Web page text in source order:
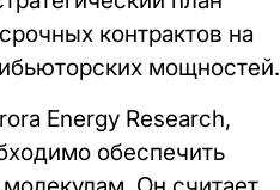
контрактов на
мощностей.
Energy Research,
обеспечить